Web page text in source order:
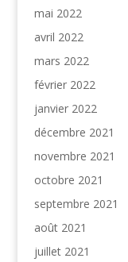
mai 2022
avril 2022
mars 2022
février 2022
janvier 2022
décembre 2021
novembre 2021
octobre 2021
septembre 2021
août 2021
juillet 2021